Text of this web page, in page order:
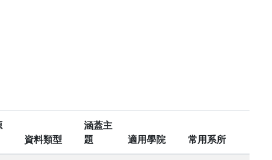
資料類型
涵蓋主
題
適用學院 常用系所